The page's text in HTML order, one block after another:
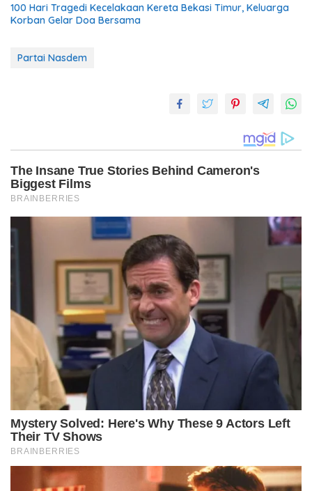
100 Hari Tragedi Kecelakaan Kereta Bekasi Timur, Keluarga
Korban Gelar Doa Bersama
Partai Nasdem